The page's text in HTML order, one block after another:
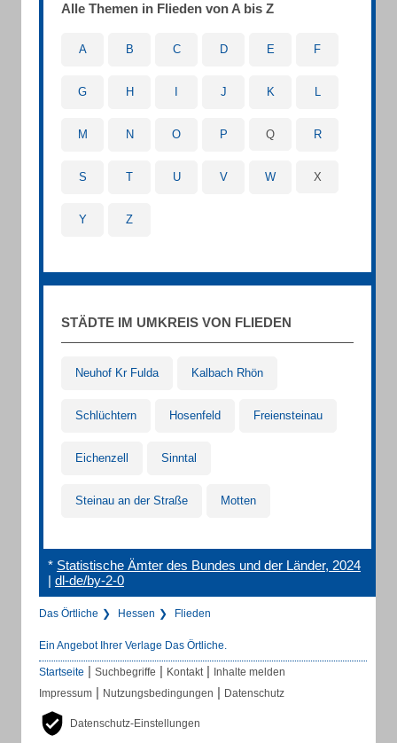
Alle Themen in Flieden von A bis Z
A B C D E F
G H J K L
M N O P Q R
S T U V W X
Y Z
STÄDTE IM UMKREIS VON FLIEDEN
Neuhof Kr Fulda Kalbach Rhön
Schlüchtern Hosenfeld Freiensteinau
Eichenzell Sinntal
Steinau an der Straße Motten
* Statistische Ämter des Bundes und der Länder, 2024
| dl-de/by-2-0
Das Örtliche Hessen Flieden
Ein Angebot Ihrer Verlage Das Örtliche.
Startseite | Suchbegriffe | Kontakt | Inhalte melden
Impressum | Nutzungsbedingungen | Datenschutz
Datenschutz-Einstellungen